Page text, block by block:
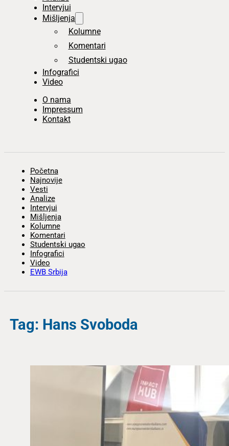
Intervjui
Mišljenja
Kolumne
Komentari
Studentski ugao
Infografici
Video
O nama
Impressum
Kontakt
Početna
Najnovije
Vesti
Analize
Intervjui
Mišljenja
Kolumne
Komentari
Studentski ugao
Infografici
Video
EWB Srbija
Tag: Hans Svoboda